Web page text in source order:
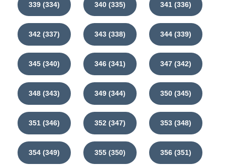
339 (334) 340 (335) 341 (336)
342 (337) 343 (338) 344 (339)
345 (340) 346 (341) 347 (342)
348 (343) 349 (344) 350 (345)
351 (346) 352 (347) 353 (348)
354 (349) 355 (350) 356 (351)